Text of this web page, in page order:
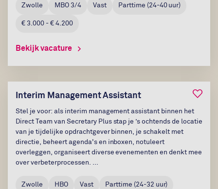
ambities....
Zwolle MBO 3/4 Vast Parttime (24-40uur)
€ 3.000 - € 4.200
Bekijk vacature
Interim Management Assistant
Stel je voor: als interim management assistant binnen het
Direct Team van Secretary Plus stap je ’s ochtends de locatie
van je tijdelijke opdrachtgever binnen, je schakelt met
directie, beheert agenda's en inboxen, notuleert
overleggen, organiseert diverse evenementen en denkt mee
over verbeterprocessen. ...
Zwolle HBO Vast Parttime (24-32 uur)